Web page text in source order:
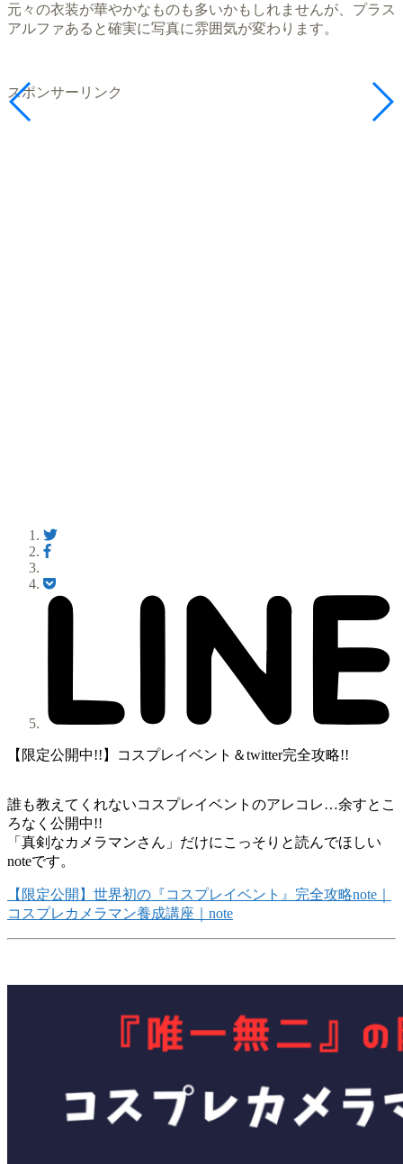
元々の衣装が華やかなものも多いかもしれませんが、プラス
アルファあると確実に写真に雰囲気が変わります。
スポンサーリンク
【限定公開中!!】コスプレイベント＆twitter完全攻略!!
誰も教えてくれないコスプレイベントのアレコレ…余すとこ
ろなく公開中!!
「真剣なカメラマンさん」だけにこっそりと読んでほしい
noteです。
【限定公開】世界初の『コスプレイベント』完全攻略note｜
コスプレカメラマン養成講座｜note